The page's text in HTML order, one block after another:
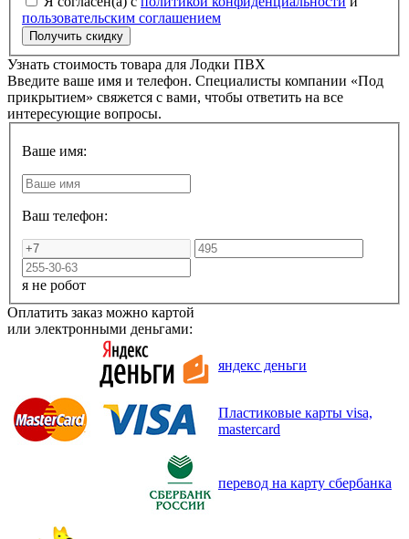
пользовательским соглашением
Узнать стоимость товара для Лодки ПВХ
Введите ваше имя и телефон. Специалисты компании «Под
прикрытием» свяжется с вами, чтобы ответить на все
интересующие вопросы.
Ваше имя:
Ваш телефон:
я не робот
Оплатить заказ можно картой
или электронными деньгами:
яндекс деньги
Пластиковые карты visa,
mastercard
перевод на карту сбербанка